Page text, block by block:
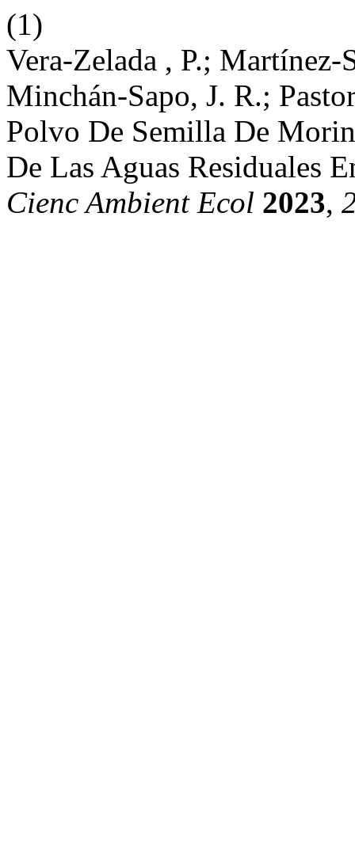
(1)
Vera-Zelada , P.;
Minchán-Sapo, J. R.;
Polvo De Semilla De
De Las Aguas Residuales
Cienc Ambient Ecol 2023,